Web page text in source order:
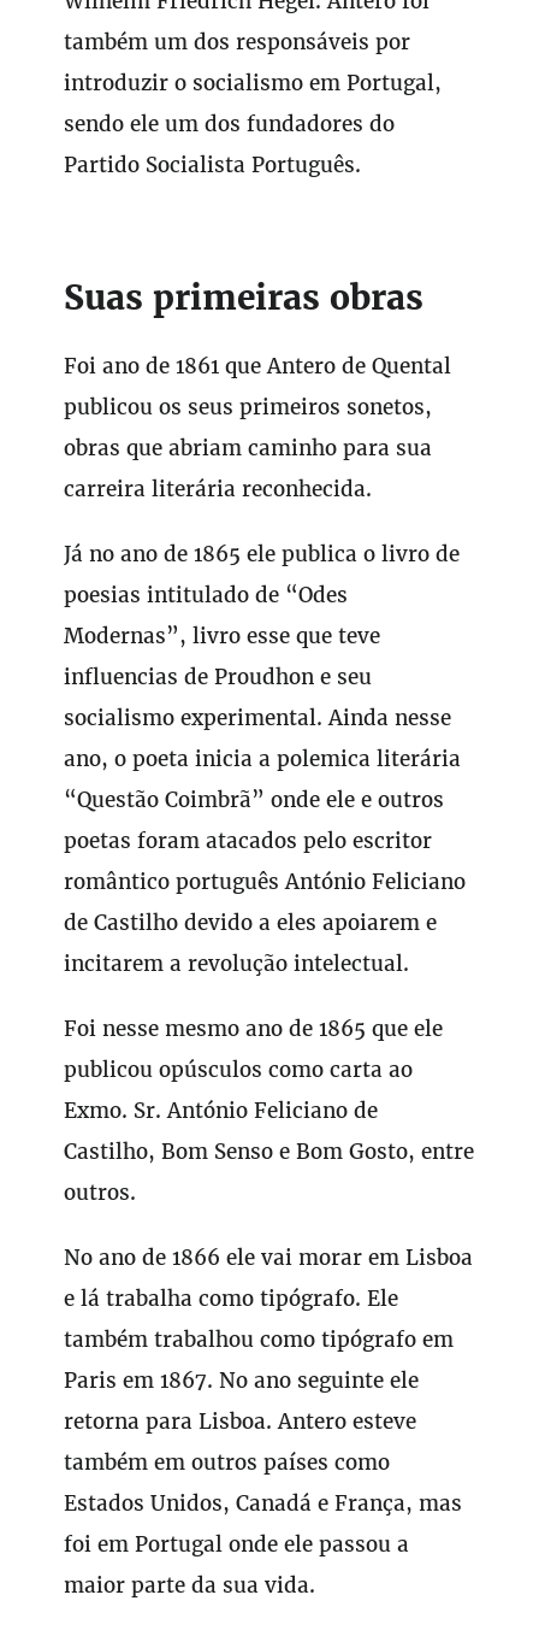
também um dos responsáveis por
introduzir o socialismo em Portugal,
sendo ele um dos fundadores do
Partido Socialista Português.
Suas primeiras obras
Foi ano de 1861 que Antero de Quental
publicou os seus primeiros sonetos,
obras que abriam caminho para sua
carreira literária reconhecida.
Já no ano de 1865 ele publica o livro de
poesias intitulado de “Odes
Modernas”, livro esse que teve
influencias de Proudhon e seu
socialismo experimental. Ainda nesse
ano, o poeta inicia a polemica literária
“Questão Coimbrã” onde ele e outros
poetas foram atacados pelo escritor
romântico português António Feliciano
de Castilho devido a eles apoiarem e
incitarem a revolução intelectual.
Foi nesse mesmo ano de 1865 que ele
publicou opúsculos como carta ao
Exmo. Sr. António Feliciano de
Castilho, Bom Senso e Bom Gosto, entre
outros.
No ano de 1866 ele vai morar em Lisboa
e lá trabalha como tipógrafo. Ele
também trabalhou como tipógrafo em
Paris em 1867. No ano seguinte ele
retorna para Lisboa. Antero esteve
também em outros países como
Estados Unidos, Canadá e França, mas
foi em Portugal onde ele passou a
maior parte da sua vida.